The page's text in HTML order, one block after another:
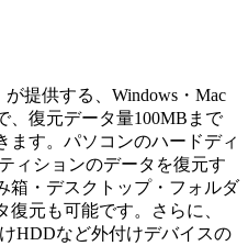
が提供する、Windows・Mac
、復元データ量100MBまで
ます。パソコンのハードディ
ィションのデータを復元す
箱・デスクトップ・フォルダ
元も可能です。さらに、
HDDなど外付けデバイスの